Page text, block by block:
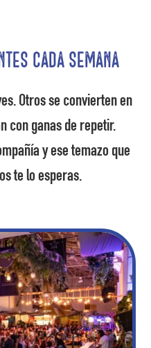
cada semana
Otros se convierten en
con ganas de repetir.
y ese temazo que
te lo esperas.